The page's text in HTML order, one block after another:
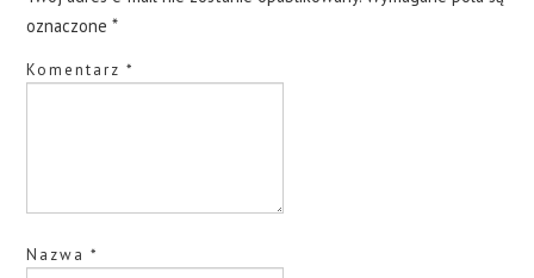
oznaczone*
Komentarz*
Nazwa*